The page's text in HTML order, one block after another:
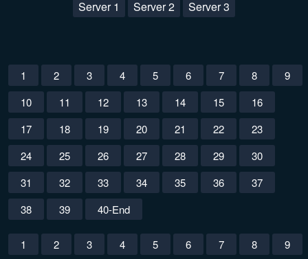
Server 1 Server 2 Server 3
1 2 3 4 5 6 7 8
9
10
11 12 13 14 15
16
17
18 19 20 21 22
23
24
25 26 27 28 29
30
31
32 33 34 35 36
37
38
39 40-End
1 2 3 4 5 6 7 8
9